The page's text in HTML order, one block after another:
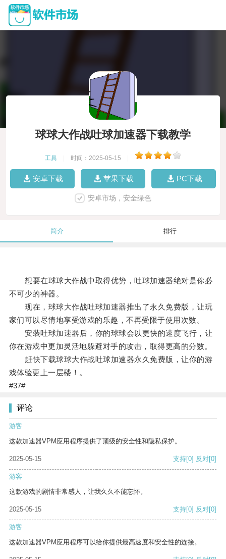
球球大作战吐球加速器下载教学
工具 时间：2025-05-15
安卓下载 苹果下载 PC下载
安卓市场，安全绿色
简介 排行
想要在球球大作战中取得优势，吐球加速器绝对是你必
不可少的神器。
现在，球球大作战吐球加速器推出了永久免费版，让玩
家们可以尽情地享受游戏的乐趣，不再受限于使用次数。
安装吐球加速器后，你的球球会以更快的速度飞行，让
你在游戏中更加灵活地躲避对手的攻击，取得更高的分数。
赶快下载球球大作战吐球加速器永久免费版，让你的游
戏体验更上一层楼！。
#37#
评论
游客
这款加速器VPM应用程序提供了顶级的安全性和隐私保护。
2025-05-15 支持[0] 反对[0]
游客
这款游戏的剧情非常感人，让我久久不能忘怀。
2025-05-15 支持[0] 反对[0]
游客
这款加速器VPM应用程序可以给你提供最高速度和安全性的连接。